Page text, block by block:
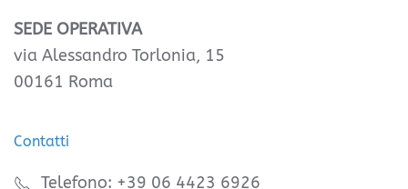
SEDE OPERATIVA
via Alessandro Torlonia, 15
00161 Roma
Contatti
Telefono: +39 06 4423 6926